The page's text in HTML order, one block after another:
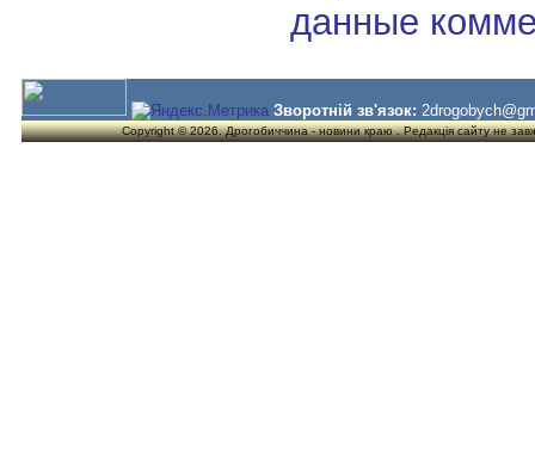
данные
Зворотній зв'язок:
Copyright © 2026. Дрогобиччина - новини краю . Редакція сайту не